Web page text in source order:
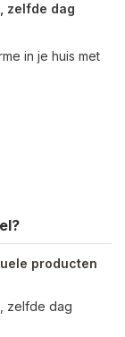
zelfde dag
in je huis met
producten
zelfde dag